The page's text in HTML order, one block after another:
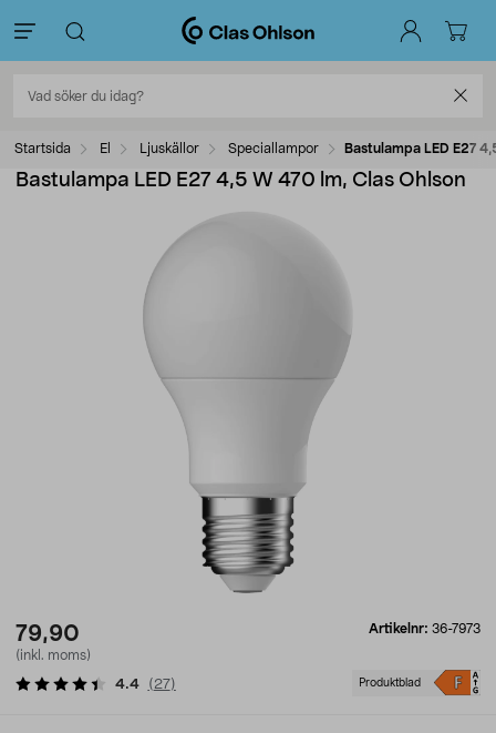
Startsida El Ljuskällor Speciallampor Bastulampa LED E27
Bastulampa LED E27 4,5 W 470 lm, Clas Ohlson
79,90
(inkl. moms)
Artikelnr: 36-7973
Produktblad
4.4 ( 27)